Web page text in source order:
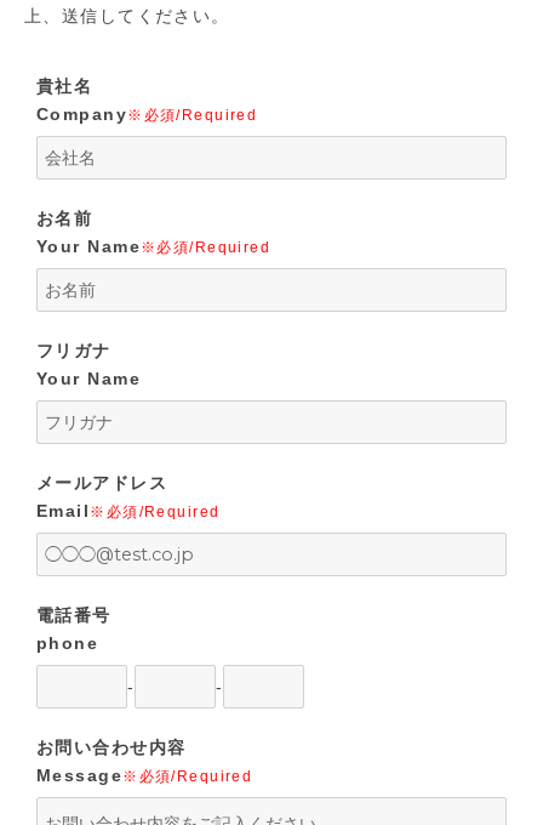
上、送信してください。
貴社名
Company※必須/Required
お名前
Your Name※必須/Required
フリガナ
Your Name
メールアドレス
Email ※必須/Required
電話番号
phone
- -
お問い合わせ内容
Message※必須/Required